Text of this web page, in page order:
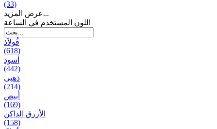
(33)
عرض المزيد...
اللون المستخدم في الساعة
فُولاَذ
(618)
أسود
(442)
ذهبی
(214)
أبيض
(169)
الأزرق الداكن
(158)